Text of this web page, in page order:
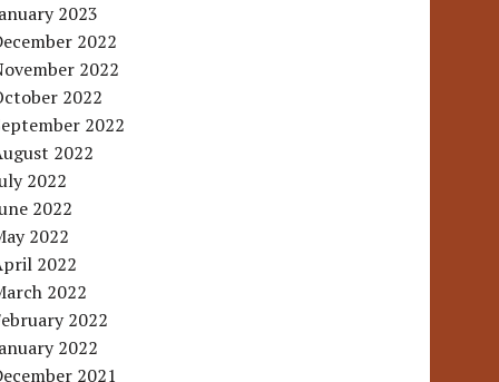
2023
2022
2022
2022
2022
2022
2022
2022
2022
2022
2022
2022
2022
2021